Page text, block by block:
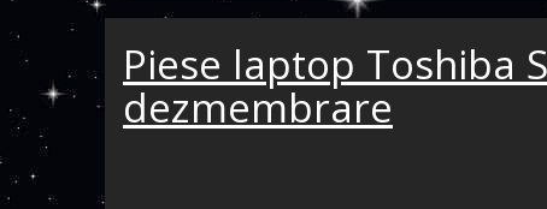
Piese laptop Toshiba
dezmembrare